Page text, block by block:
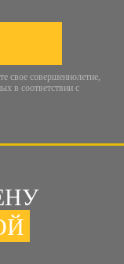
свое совершеннолетие,
в соответствии с